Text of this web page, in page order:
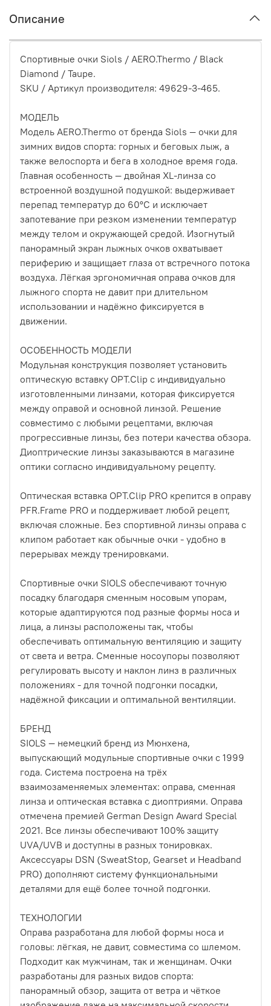
Описание
Спортивные очки Siols / AERO.Thermo / Black
Diamond / Taupe.
SKU / Артикул производителя: 49629-3-465.
МОДЕЛЬ
Модель AERO.Thermo от бренда Siols — очки для
зимних видов спорта: горных и беговых лыж, а
также велоспорта и бега в холодное время года.
Главная особенность — двойная XL-линза со
встроенной воздушной подушкой: выдерживает
перепад температур до 60°C и исключает
запотевание при резком изменении температур
между телом и окружающей средой. Изогнутый
панорамный экран лыжных очков охватывает
периферию и защищает глаза от встречного потока
воздуха. Лёгкая эргономичная оправа очков для
лыжного спорта не давит при длительном
использовании и надёжно фиксируется в
движении.
ОСОБЕННОСТЬ МОДЕЛИ
Модульная конструкция позволяет установить
оптическую вставку OPT.Clip с индивидуально
изготовленными линзами, которая фиксируется
между оправой и основной линзой. Решение
совместимо с любыми рецептами, включая
прогрессивные линзы, без потери качества обзора.
Диоптрические линзы заказываются в магазине
оптики согласно индивидуальному рецепту.
Оптическая вставка OPT.Clip PRO крепится в оправу
PFR.Frame PRO и поддерживает любой рецепт,
включая сложные. Без спортивной линзы оправа с
клипом работает как обычные очки - удобно в
перерывах между тренировками.
Спортивные очки SIOLS обеспечивают точную
посадку благодаря сменным носовым упорам,
которые адаптируются под разные формы носа и
лица, а линзы расположены так, чтобы
обеспечивать оптимальную вентиляцию и защиту
от света и ветра. Сменные носоупоры позволяют
регулировать высоту и наклон линз в различных
положениях - для точной подгонки посадки,
надёжной фиксации и оптимальной вентиляции.
БРЕНД
SIOLS — немецкий бренд из Мюнхена,
выпускающий модульные спортивные очки с 1999
года. Система построена на трёх
взаимозаменяемых элементах: оправа, сменная
линза и оптическая вставка с диоптриями. Оправа
отмечена премией German Design Award Special
2021. Все линзы обеспечивают 100% защиту
UVA/UVB и доступны в разных тонировках.
Аксессуары DSN (SweatStop, Gearset и Headband
PRO) дополняют систему функциональными
деталями для ещё более точной подгонки.
ТЕХНОЛОГИИ
Оправа разработана для любой формы носа и
головы: лёгкая, не давит, совместима со шлемом.
Подходит как мужчинам, так и женщинам. Очки
разработаны для разных видов спорта:
панорамный обзор, защита от ветра и чёткое